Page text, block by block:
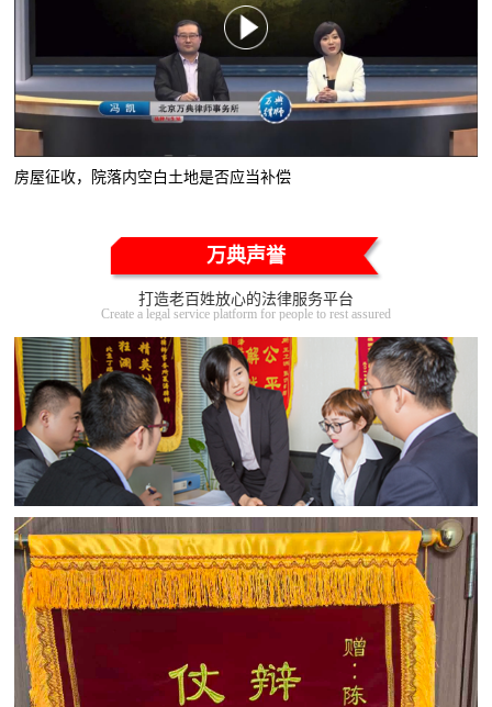
房屋征收，院落内空白土地是否应当补偿
万典声誉
打造老百姓放心的法律服务平台
Create a legal service platform for people to rest assured